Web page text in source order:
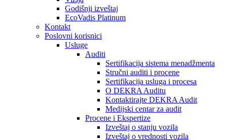
Godišnji izveštaj
EcoVadis Platinum
Kontakt
Poslovni korisnici
Usluge
Auditi
Sertifikacija sistema menadžmenta
Stručni auditi i procene
Sertifikacija usluga i procesa
O DEKRA Auditu
Kontaktirajte DEKRA Audit
Medijski centar za audit
Procene i Ekspertize
Izveštaj o stanju vozila
Izveštaj o vrednosti vozila